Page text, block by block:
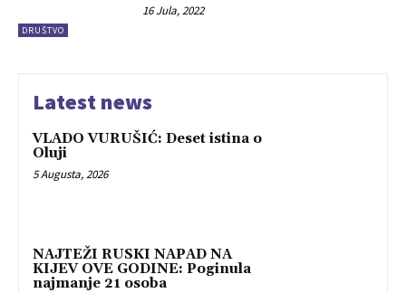
DRUŠTVO
16 Jula, 2022
Latest news
VLADO VURUŠIĆ: Deset istina o
Oluji
5 Augusta, 2026
NAJTEŽI RUSKI NAPAD NA
KIJEV OVE GODINE: Poginula
najmanje 21 osoba